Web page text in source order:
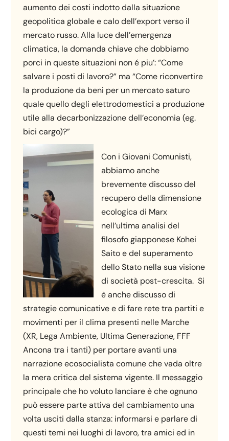
aumento dei costi indotto dalla situazione
geopolitica globale e calo dell’export verso il
mercato russo. Alla luce dell’emergenza
climatica, la domanda chiave che dobbiamo
porci in queste situazioni non é piu’: “Come
salvare i posti di lavoro?” ma “Come riconvertire
la produzione da beni per un mercato saturo
quale quello degli elettrodomestici a produzione
utile alla decarbonizzazione dell’economia (eg.
bici cargo)?”
Con i Giovani Comunisti,
abbiamo anche
brevemente discusso del
recupero della dimensione
ecologica di Marx
nell’ultima analisi del
filosofo giapponese Kohei
Saito e del superamento
dello Stato nella sua visione
di società post-crescita. Si
è anche discusso di
strategie comunicative e di fare rete tra partiti e
movimenti per il clima presenti nelle Marche
(XR, Lega Ambiente, Ultima Generazione, FFF
Ancona tra i tanti) per portare avanti una
narrazione ecosocialista comune che vada oltre
la mera critica del sistema vigente. Il messaggio
principale che ho voluto lanciare è che ognuno
può essere parte attiva del cambiamento una
volta usciti dalla stanza: informarsi e parlare di
questi temi nei luoghi di lavoro, tra amici ed in